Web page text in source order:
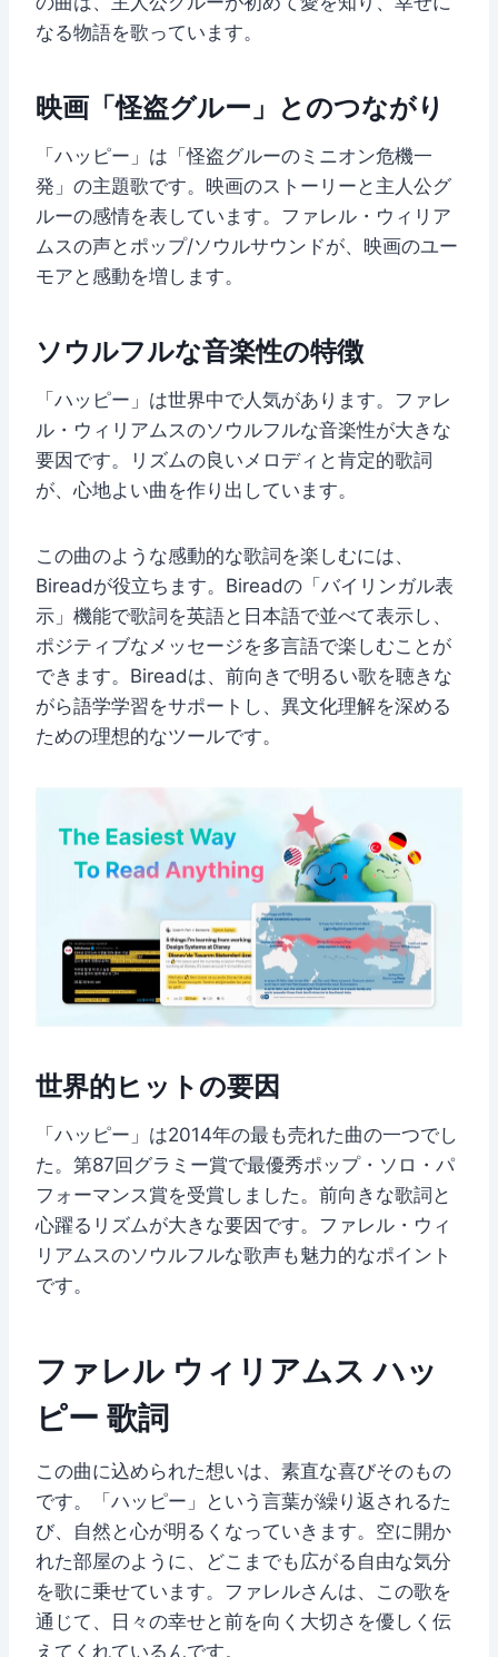
なる物語を歌っています。
映画「怪盗グルー」とのつながり
「ハッピー」は「怪盗グルーのミニオン危機一
発」の主題歌です。映画のストーリーと主人公グ
ルーの感情を表しています。ファレル・ウィリア
ムスの声とポップ/ソウルサウンドが、映画のユー
モアと感動を増します。
ソウルフルな音楽性の特徴
「ハッピー」は世界中で人気があります。ファレ
ル・ウィリアムスのソウルフルな音楽性が大きな
要因です。リズムの良いメロディと肯定的歌詞
が、心地よい曲を作り出しています。
この曲のような感動的な歌詞を楽しむには、
Bireadが役立ちます。Bireadの「バイリンガル表
示」機能で歌詞を英語と日本語で並べて表示し、
ポジティブなメッセージを多言語で楽しむことが
できます。Bireadは、前向きで明るい歌を聴きな
がら語学学習をサポートし、異文化理解を深める
ための理想的なツールです。
世界的ヒットの要因
「ハッピー」は2014年の最も売れた曲の一つでし
た。第87回グラミー賞で最優秀ポップ・ソロ・パ
フォーマンス賞を受賞しました。前向きな歌詞と
心躍るリズムが大きな要因です。ファレル・ウィ
リアムスのソウルフルな歌声も魅力的なポイント
です。
ファレル ウィリアムス ハッ
ピー 歌詞
この曲に込められた想いは、素直な喜びそのもの
です。「ハッピー」という言葉が繰り返されるた
び、自然と心が明るくなっていきます。空に開か
れた部屋のように、どこまでも広がる自由な気分
を歌に乗せています。ファレルさんは、この歌を
通じて、日々の幸せと前を向く大切さを優しく伝
えてくれているんです。